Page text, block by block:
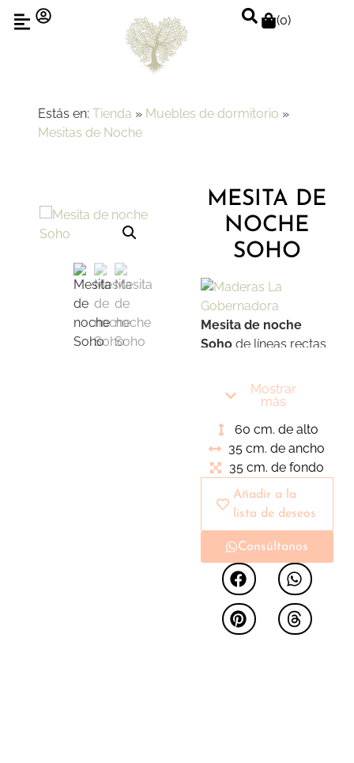
(0)
Estás en: Tienda » Muebles de dormitorio »
Mesitas de Noche
MESITA DE
NOCHE
SOHO
Mesita de noche
Sohode líneas rectas
estructura ligera
metálica. Piezas
versátiles para
ubicarlas en cualquier
rincón de nuestro
hogar
Mostrar
más
60 cm. de alto
35 cm. de ancho
35 cm. de fondo
Añadir a la
lista de deseos
Consúltanos